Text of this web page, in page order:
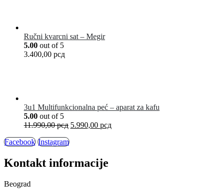
Ručni kvarcni sat – Megir
5.00 out of 5
3.400,00 рсд
3u1 Multifunkcionalna peć – aparat za kafu
5.00 out of 5
11.990,00рсд 5.990,00 рсд
Facebook Instagram
Kontakt informacije
Beograd